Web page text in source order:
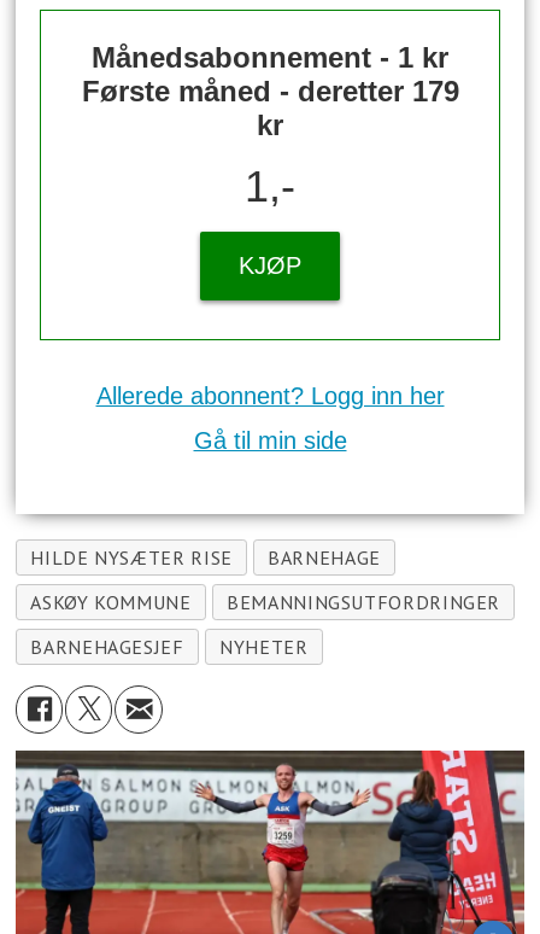
Månedsabonnement - 1 kr
Første måned - deretter 179
kr
1,-
KJØP
Allerede abonnent? Logg inn her
Gå til min side
HILDE NYSÆTER RISE
BARNEHAGE
ASKØY KOMMUNE
BEMANNINGSUTFORDRINGER
BARNEHAGESJEF
NYHETER